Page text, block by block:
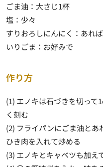
ごま油：大さじ1杯
塩：少々
すりおろしにんにく：あれ
いりごま：お好みで
作り方
(1) エノキは石づきを切っ
く刻む
(2) フライパンにごま油とあ
ひき肉を入れて炒める
(3) エノキとキャベツも加え